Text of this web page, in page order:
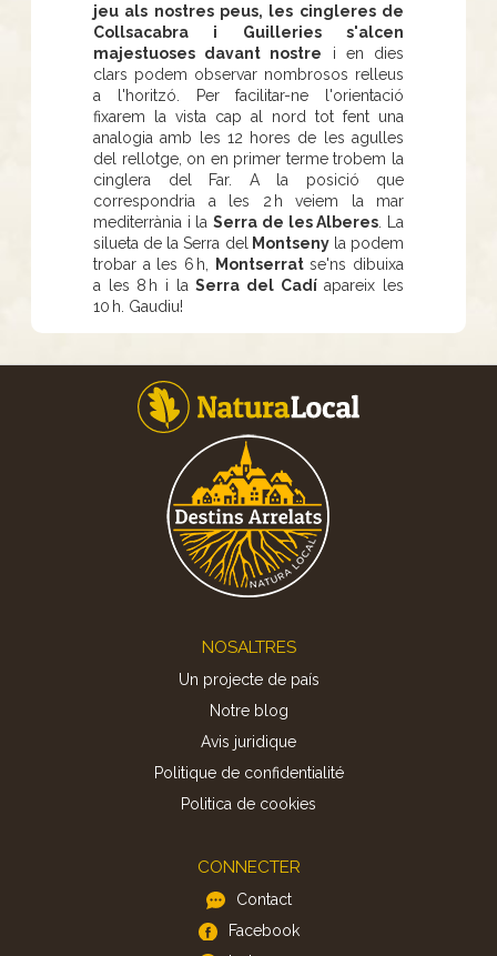
jeu als nostres peus, les cingleres de
Collsacabra i Guilleries s'alcen
majestuoses davant nostre i en dies
clars podem observar nombrosos relleus
a l'horitzó. Per facilitar-ne l'orientació
fixarem la vista cap al nord tot fent una
analogia amb les 12 hores de les agulles
del rellotge, on en primer terme trobem la
cinglera del Far. A la posició que
correspondria a les 2 h veiem la mar
mediterrània i laSerra de les Alberes . La
silueta de la Serra del
Montsenyla podem
trobar a les 6 h,
Montserratse'ns dibuixa
a les 8 h i laSerra del Cadíapareix les
10 h. Gaudiu!
NOSALTRES
Un projecte de país
Notre blog
Avis juridique
Politique de confidentialité
Politica de cookies
CONNECTER
Contact
Facebook